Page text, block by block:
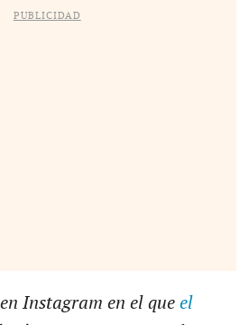
PUBLICIDAD
Instagram en el que el